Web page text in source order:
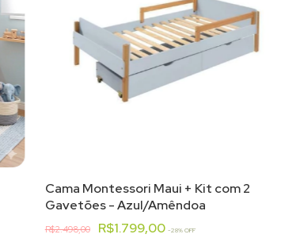
Cama Montessori Maui + Kit com 2
Gavetões - Azul/Amêndoa
R$2.498,00 R$1.799,00 -28% OFF